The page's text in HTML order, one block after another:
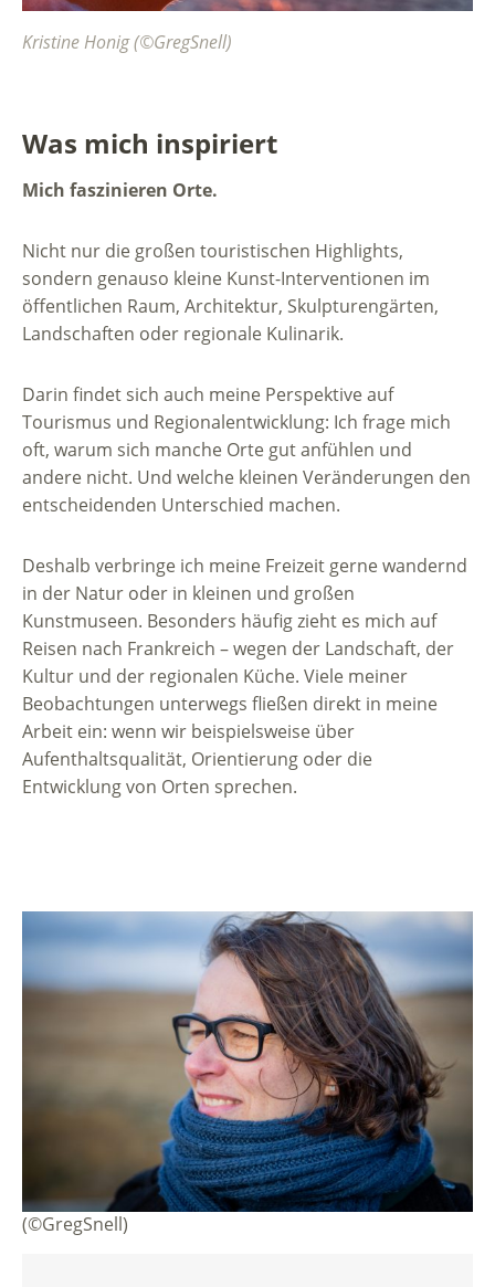
Kristine Honig (©GregSnell)
Was mich inspiriert
Mich faszinieren Orte.
Nicht nur die großen touristischen Highlights,
sondern genauso kleine Kunst-Interventionen im
öffentlichen Raum, Architektur, Skulpturengärten,
Landschaften oder regionale Kulinarik.
Darin findet sich auch meine Perspektive auf
Tourismus und Regionalentwicklung: Ich frage mich
oft, warum sich manche Orte gut anfühlen und
andere nicht. Und welche kleinen Veränderungen den
entscheidenden Unterschied machen.
Deshalb verbringe ich meine Freizeit gerne wandernd
in der Natur oder in kleinen und großen
Kunstmuseen. Besonders häufig zieht es mich auf
Reisen nach Frankreich – wegen der Landschaft, der
Kultur und der regionalen Küche. Viele meiner
Beobachtungen unterwegs fließen direkt in meine
Arbeit ein: wenn wir beispielsweise über
Aufenthaltsqualität, Orientierung oder die
Entwicklung von Orten sprechen.
(©GregSnell)